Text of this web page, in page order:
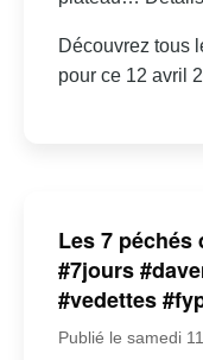
Découvrez tous
pour ce 12 avril
Les 7 péchés
#7jours
#vedettes
Publié le samedi